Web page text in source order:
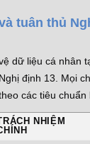
tuân thủ
dữ liệu cá nhân
định 13. Mọi
các tiêu chuẩn
NHIỆM